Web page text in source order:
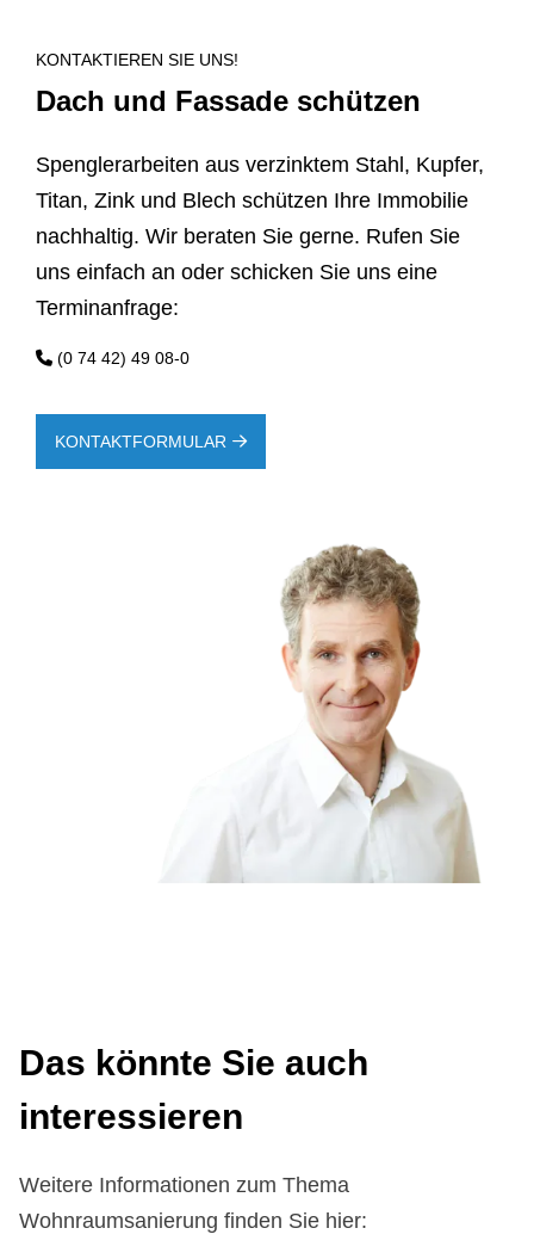
KONTAKTIEREN SIE UNS!
Dach und Fas­sa­de schüt­zen
Spenglerarbeiten aus verzinktem Stahl, Kupfer,
Titan, Zink und Blech schützen Ihre Immobilie
nachhaltig. Wir beraten Sie gerne. Rufen Sie
uns einfach an oder schicken Sie uns eine
Terminanfrage:
(0 74 42) 49 08-0
KONTAKTFORMULAR
Das könnte Sie auch
interessieren
Weitere Informationen zum Thema
Wohnraumsanierung finden Sie hier: